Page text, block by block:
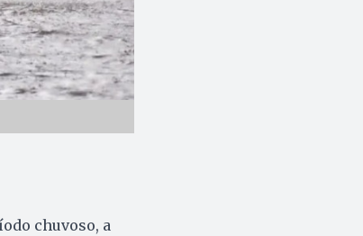
chuvoso, a